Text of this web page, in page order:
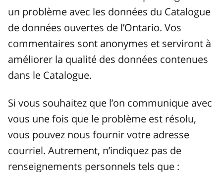
un problème avec les données du Catalogue
de données ouvertes de l’Ontario. Vos
commentaires sont anonymes et serviront à
améliorer la qualité des données contenues
dans le Catalogue.
Si vous souhaitez que l’on communique avec
vous une fois que le problème est résolu,
vous pouvez nous fournir votre adresse
courriel. Autrement, n’indiquez pas de
renseignements personnels tels que :